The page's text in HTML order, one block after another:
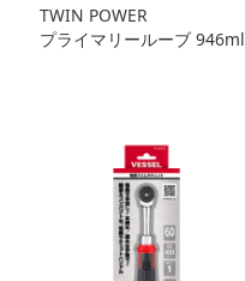
TWIN POWER
プライマリールーブ 946ml